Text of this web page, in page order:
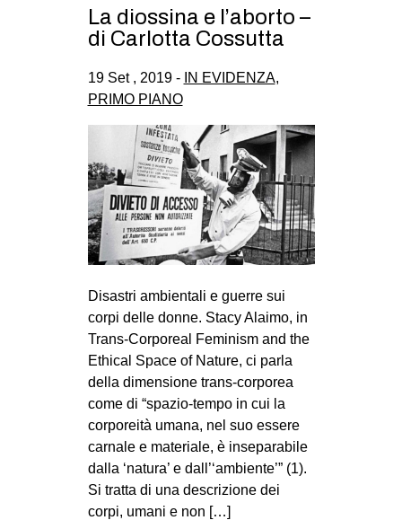
PRECARIATO
STUDENTI
ARTE
CINEMA
MANIFESTI
MUSICA
INTERNAZIONALE
AFRICA
ESTREMO ORIENTE
EUROPA
MEDIO ORIENTE
MONDO
La diossina e l’aborto –
di Carlotta Cossutta
19 Set , 2019 - IN EVIDENZA,
PRIMO PIANO
Disastri ambientali e guerre sui
corpi delle donne. Stacy Alaimo, in
Trans-Corporeal Feminism and the
Ethical Space of Nature, ci parla
della dimensione trans-corporea
come di “spazio-tempo in cui la
corporeità umana, nel suo essere
carnale e materiale, è inseparabile
dalla ‘natura’ e dall’‘ambiente’” (1).
Si tratta di una descrizione dei
corpi, umani e non […]